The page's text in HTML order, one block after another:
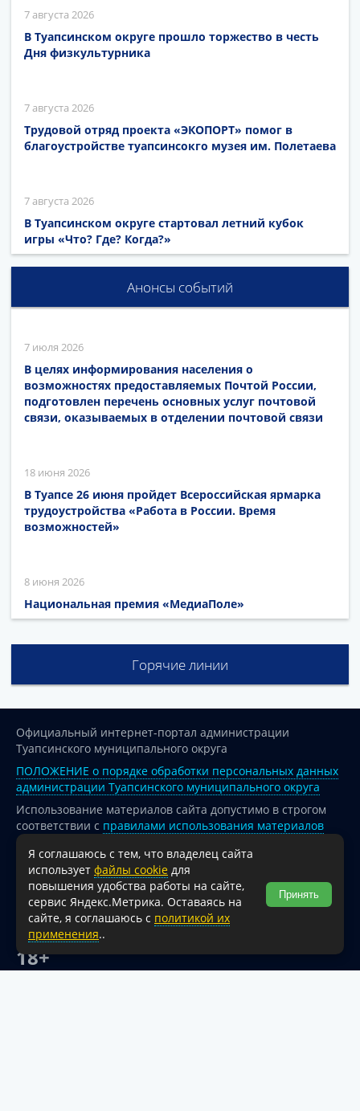
7 августа 2026
В Туапсинском округе прошло торжество в честь
Дня физкультурника
7 августа 2026
Трудовой отряд проекта «ЭКОПОРТ» помог в
благоустройстве туапсинсокго музея им. Полетаева
7 августа 2026
В Туапсинском округе стартовал летний кубок
игры «Что? Где? Когда?»
Анонсы событий
7 июля 2026
В целях информирования населения о
возможностях предоставляемых Почтой России,
подготовлен перечень основных услуг почтовой
связи, оказываемых в отделении почтовой связи
18 июня 2026
В Туапсе 26 июня пройдет Всероссийская ярмарка
трудоустройства «Работа в России. Время
возможностей»
8 июня 2026
Национальная премия «МедиаПоле»
Горячие линии
Официальный интернет-портал администрации
Туапсинского муниципального округа
ПОЛОЖЕНИЕ о порядке обработки персональных данных
администрации Туапсинского муниципального округа
Использование материалов сайта допустимо в строгом
соответствии с правилами использования материалов
опубликованных на сайте
При перепечатке и использовании информации ссылка
на источник обязательна.
Для сайтов и страниц сети Интернет обязательна
активная гиперссылка на официальный интернет-портал
администрации Туапсинского муниципального округа.
18+
Я соглашаюсь с тем, что владелец сайта
использует файлы cookie для
повышения удобства работы на сайте,
сервис Яндекс.Метрика. Оставаясь на
сайте, я соглашаюсь с политикой их
применения..
Принять